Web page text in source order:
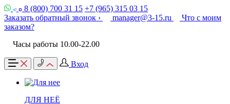
8 (800) 700 31 15 +7 (965) 315 03 15
Заказать обратный звонок ›
manager@3-15.ru
Что с моим
заказом?
Часы работы 10.00-22.00
Вход
ДЛЯ НЕЁ